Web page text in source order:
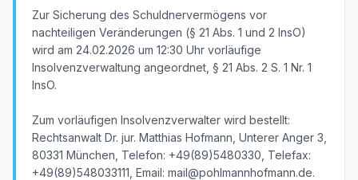
Zur Sicherung des Schuldnervermögens vor
nachteiligen Veränderungen (§ 21 Abs. 1 und 2 InsO)
wird am 24.02.2026 um 12:30 Uhr vorläufige
Insolvenzverwaltung angeordnet, § 21 Abs. 2 S. 1 Nr. 1
InsO.
Zum vorläufigen Insolvenzverwalter wird bestellt:
Rechtsanwalt Dr. jur. Matthias Hofmann, Unterer Anger 3,
80331 München, Telefon: +49(89)5480330, Telefax:
+49(89)548033111, Email: mail@pohlmannhofmann.de.